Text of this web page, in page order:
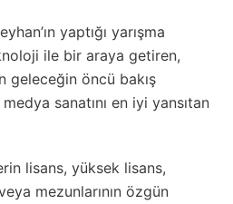
yaptığı yarışma
ile bir araya getiren,
geleceğin öncü bakış
sanatını en iyi yansıtan
lisans, yüksek lisans,
mezunlarının özgün